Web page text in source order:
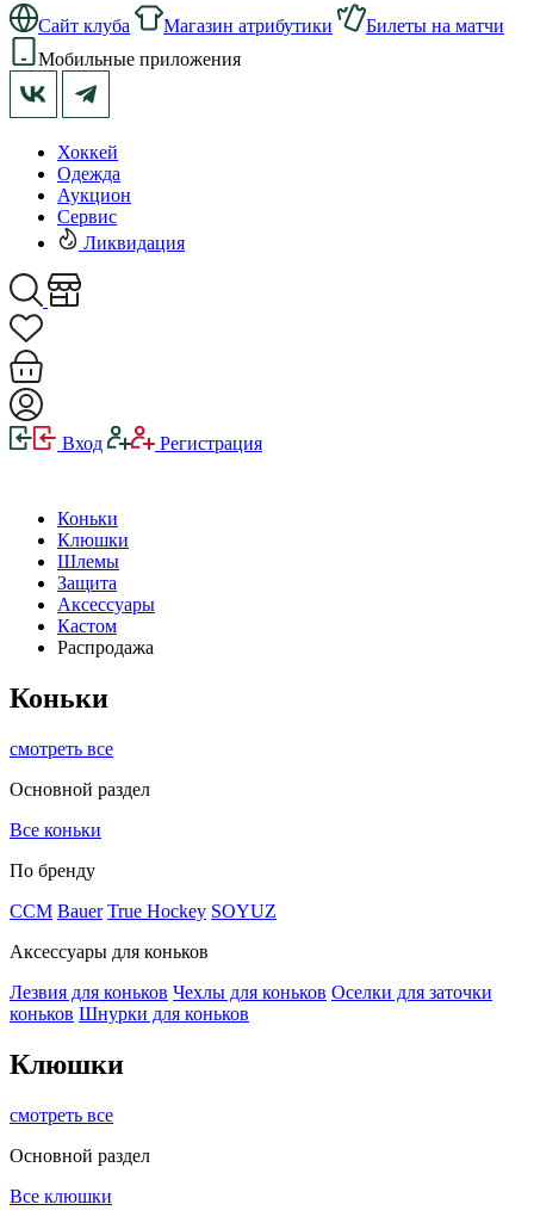
Сайт клуба Магазин атрибутики
Билеты на матчи
Мобильные приложения
Хоккей
Одежда
Аукцион
Сервис
Ликвидация
Вход Регистрация
Коньки
Клюшки
Шлемы
Защита
Аксессуары
Кастом
Распродажа
Коньки
смотреть все
Основной раздел
Все коньки
По бренду
ССМ Bauer True Hockey SOYUZ
Аксессуары для коньков
Лезвия для коньков Чехлы для коньков Оселки для заточки
коньков Шнурки для коньков
Клюшки
смотреть все
Основной раздел
Все клюшки